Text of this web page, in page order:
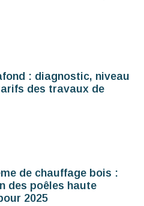
: diagnostic, niveau
des travaux de
de chauffage bois :
des poêles haute
2025